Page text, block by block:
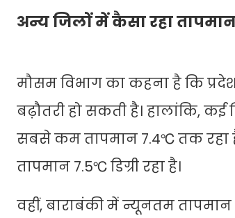
अन्य जिलों में कैसा रहा
मौसम विभाग का कहना है कि
बढ़ौतरी हो सकती है। हालांकि,
सबसे कम तापमान 7.4℃ तक रहा
तापमान 7.5℃ डिग्री रहा है।
वहीं, बाराबंकी में न्यूनतम